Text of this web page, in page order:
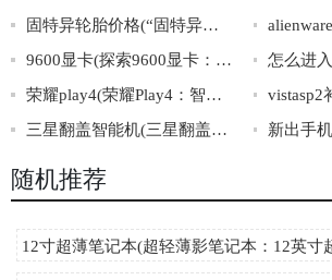
固特异轮胎价格(“固特异轮胎价格”大揭秘，你真的了解吗？)
9600显卡(探索9600显卡：性能与应用详解)
荣耀play4(荣耀Play4：智能AI芯片+超感光四摄，全面屏续航新飞跃！)
三星翻盖智能机(三星翻盖智能机：传承经典，再次焕发风采)
随机推荐